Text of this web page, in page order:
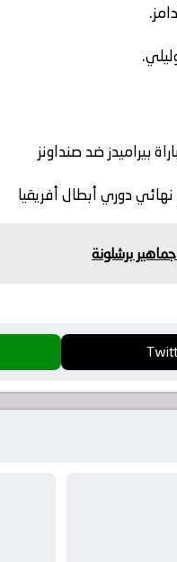
بيراميدز ضد صنداونز
دوري أبطال أفريقيا
برشلونة